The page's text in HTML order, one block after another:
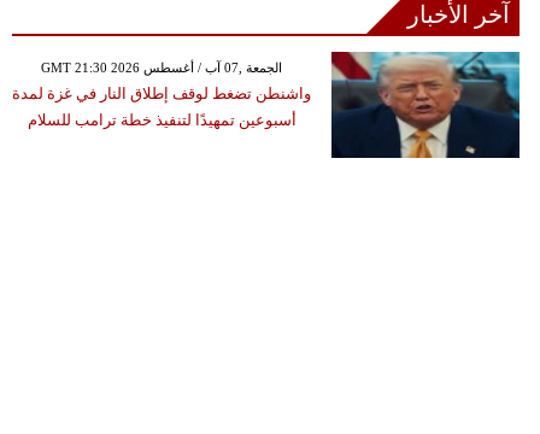
آخر الأخبار
GMT 21:30 2026 الجمعة ,07 آب / أغسطس
واشنطن تضغط لوقف إطلاق النار في غزة لمدة
أسبوعين تمهيدًا لتنفيذ خطة ترامب للسلام